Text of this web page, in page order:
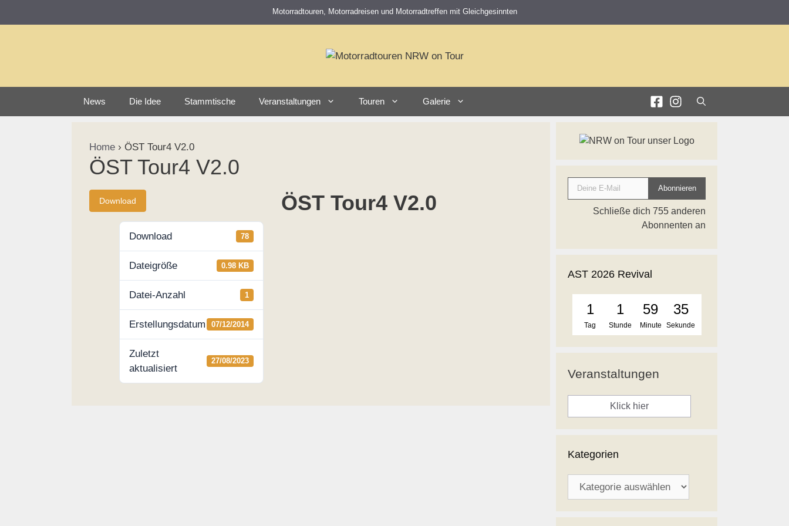
Motorradtouren, Motorradreisen und Motorradtreffen mit Gleichgesinnten
News Die Idee Stammtische Veranstaltungen Touren Galerie
Home › ÖST Tour4 V2.0
ÖST Tour4 V2.0
Download
Download 78
Dateigröße 0.98 KB
Datei-Anzahl 1
Erstellungsdatum 07/12/2014
Zuletzt
aktualisiert
27/08/2023
ÖST Tour4 V2.0
Deine E-Mail
Abonnieren
Schließe dich 755 anderen
Abonnenten an
AST 2026 Revival
1
Tag
1
Stunde
59
Minute
35
Sekunde
Veranstaltungen
Klick hier
Kategorien